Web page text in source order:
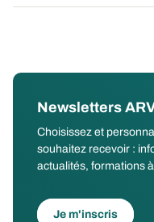
Newsletters
Choisissez et
souhaitez recevoir :
actualités, formations
Je m'inscris